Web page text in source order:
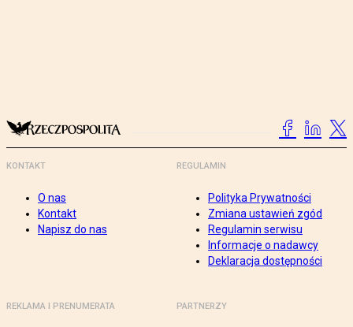
KONTAKT
O nas
Kontakt
Napisz do nas
REGULAMIN
Polityka Prywatności
Zmiana ustawień zgód
Regulamin serwisu
Informacje o nadawcy
Deklaracja dostępności
REKLAMA I PRENUMERATA PARTNERZY